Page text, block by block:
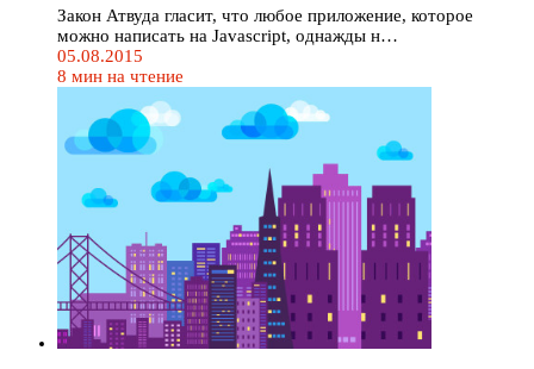
Закон Атвуда гласит, что любое приложение, которое
можно написать на Javascript, однажды н…
05.08.2015
8 мин на чтение